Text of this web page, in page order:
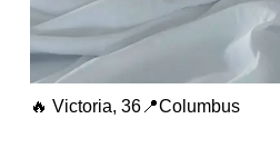
🔥 Victoria, 36📍Columbus